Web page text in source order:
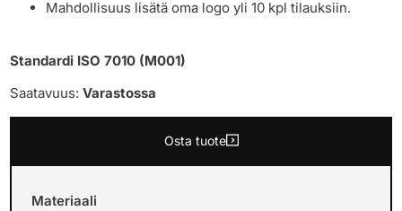
Mahdollisuus lisätä oma logo yli 10 kpl tilauksiin.
Standardi ISO 7010 (M001)
Saatavuus:Varastossa
Osta tuote
Materiaali